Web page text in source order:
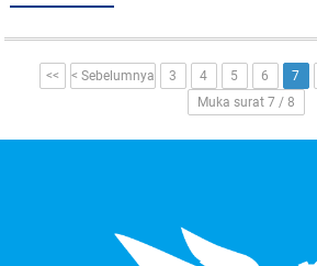
<< < Sebelumnya 3 4 5 6 7
Muka surat 7 / 8